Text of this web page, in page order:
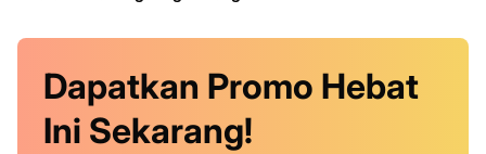
Dapatkan Promo Hebat
Ini Sekarang!